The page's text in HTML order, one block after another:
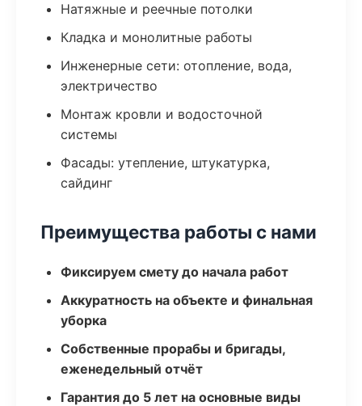
Натяжные и реечные потолки
Кладка и монолитные работы
Инженерные сети: отопление, вода,
электричество
Монтаж кровли и водосточной
системы
Фасады: утепление, штукатурка,
сайдинг
Преимущества работы с нами
Фиксируем смету до начала работ
Аккуратность на объекте и финальная
уборка
Собственные прорабы и бригады,
еженедельный отчёт
Гарантия до 5 лет на основные виды